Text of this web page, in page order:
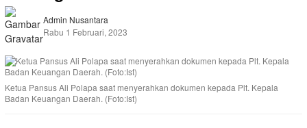
Admin Nusantara
Rabu 1 Februari, 2023
Ketua Pansus Ali Polapa saat menyerahkan dokumen kepada Plt. Kepala
Badan Keuangan Daerah. (Foto:Ist)